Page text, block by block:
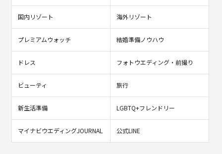
国内リゾート 海外リゾート
プレミアムウォッチ 結婚準備ノウハウ
ドレス フォトウエディング・前撮り
ビューティ 旅行
新生活準備 LGBTQ+フレンドリー
マイナビウエディングJOURNAL 公式LINE